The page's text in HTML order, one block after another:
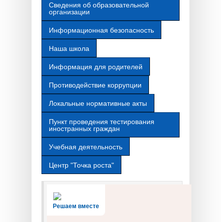
Сведения об образовательной
организации
Информационная безопасность
Наша школа
Информация для родителей
Противодействие коррупции
Локальные нормативные акты
Пункт проведения тестирования
иностранных граждан
Учебная деятельность
Центр "Точка роста"
Решаем вместе